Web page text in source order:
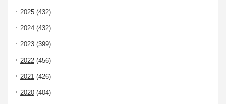
2025 (432)
2024 (432)
2023 (399)
2022 (456)
2021 (426)
2020 (404)